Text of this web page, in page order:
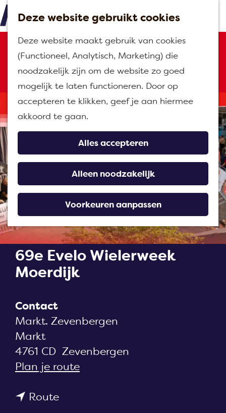
Deze website gebruikt cookies
Deze website maakt gebruik van cookies
(Functioneel, Analytisch, Marketing) die
noodzakelijk zijn om de website zo goed
mogelijk te laten functioneren. Door op
accepteren te klikken, geef je aan hiermee
akkoord te gaan.
Alles accepteren
Alleen noodzakelijk
Voorkeuren aanpassen
G
a
d
e
h
o
m
e
p
a
g
e
n
u
Sorry, deze activiteit is niet meer
beschikbaar. Bekijk hetactuele
aanbodvoor de beschikbare opties.
69e Evelo Wielerweek
Moerdijk
Contact
Markt. Zevenbergen
Markt
4761 CD Zevenbergen
Plan je routen
Routen